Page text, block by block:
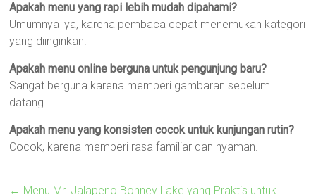
Apakah menu yang rapi lebih mudah dipahami?
Umumnya iya, karena pembaca cepat menemukan kategori
yang diinginkan.
Apakah menu online berguna untuk pengunjung baru?
Sangat berguna karena memberi gambaran sebelum
datang.
Apakah menu yang konsisten cocok untuk kunjungan rutin?
Cocok, karena memberi rasa familiar dan nyaman.
← Menu Mr. Jalapeno Bonney Lake yang Praktis untuk